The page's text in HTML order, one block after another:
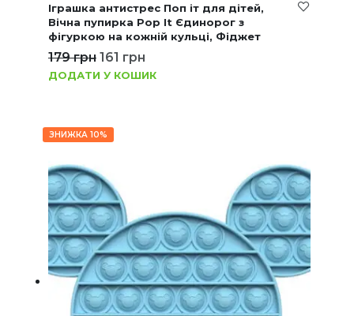
Іграшка антистрес Поп іт для дітей,
Вічна пупирка Pop It Єдинорог з
фігуркою на кожній кульці, Фіджет
179грн 161 грн
ДОДАТИ У КОШИК
ЗНИЖКА 10%